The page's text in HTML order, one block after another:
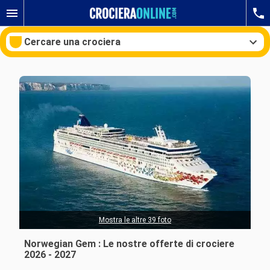
Cercare una crociera
Le nostre destinazioni
Mesi di partenza
Compagnie
Ricerca
Norwegian Gem : Le nostre offerte di crociere
2026 - 2027
Mostra le altre 39 foto